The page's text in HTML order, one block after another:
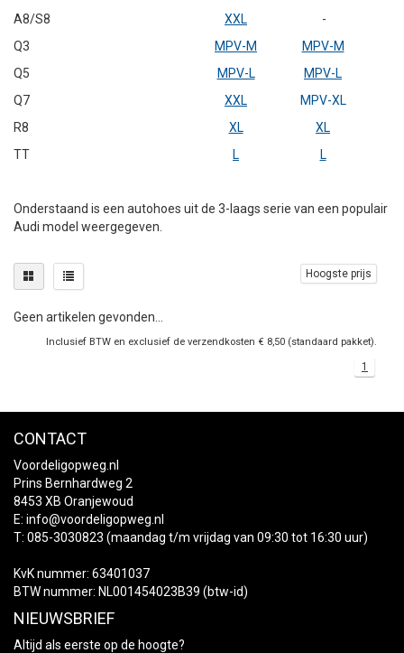
A8/S8
XXL
-
Q3
MPV-M
MPV-M
Q5
MPV-L
MPV-L
Q7
XXL
MPV-XL
R8
XL
XL
TT
L L
Onderstaand is een autohoes uit de 3-laags serie van een populair
Audi model weergegeven.
Hoogste prijs
Geen artikelen gevonden...
Inclusief BTW en exclusief de verzendkosten € 8,50 (standaard pakket).
1
CONTACT
Voordeligopweg.nl
Prins Bernhardweg 2
8453 XB Oranjewoud
E: info@voordeligopweg.nl
T: 085-3030823 (maandag t/m vrijdag van 09:30 tot 16:30 uur)
KvK nummer: 63401037
BTW nummer: NL001454023B39 (btw-id)
NIEUWSBRIEF
Altijd als eerste op de hoogte?